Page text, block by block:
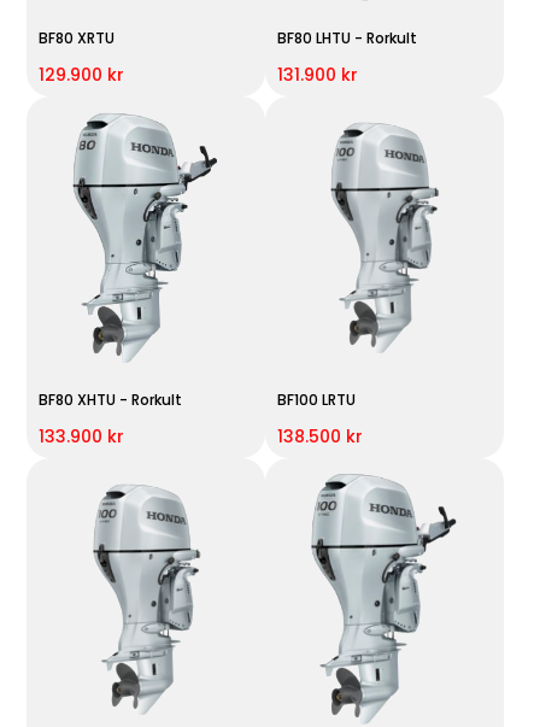
BF80 XRTU
129.900 kr
BF80 LHTU - Rorkult
131.900 kr
BF80 XHTU - Rorkult
133.900 kr
BF100 LRTU
138.500 kr